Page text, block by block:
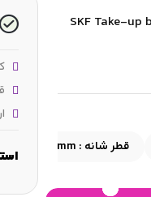
SKF Take-
قطر شانه : ≈62.51 mm